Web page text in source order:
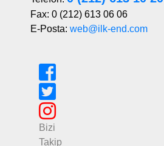
Fax: 0 (212) 613 06 06
E-Posta: web@ilk-end.com
Bizi
Takip